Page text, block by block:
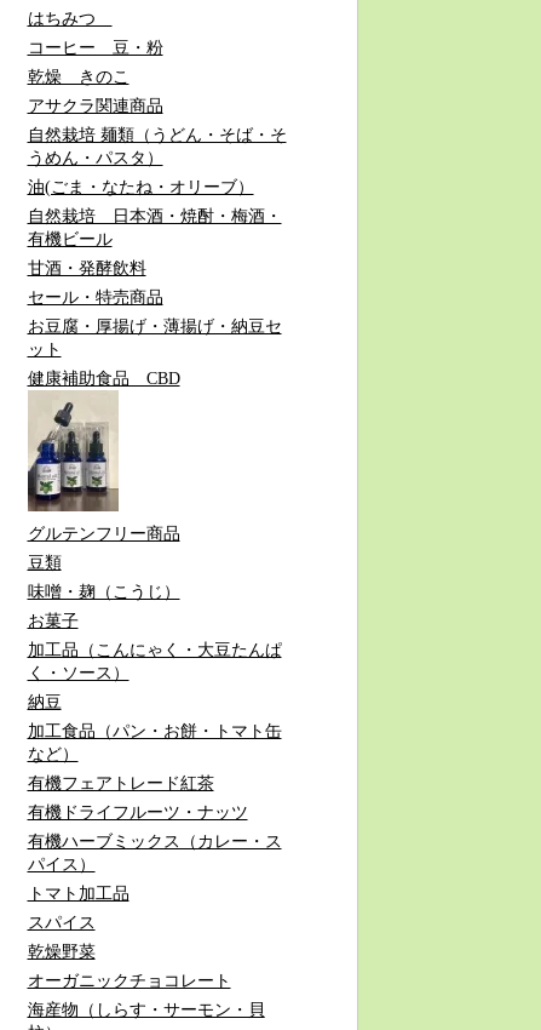
はちみつ
コーヒー 豆・粉
乾燥 きのこ
アサクラ関連商品
自然栽培 麺類（うどん・そば・そ
うめん・パスタ）
油(ごま・なたね・オリーブ）
自然栽培 日本酒・焼酎・梅酒・
有機ビール
甘酒・発酵飲料
セール・特売商品
お豆腐・厚揚げ・薄揚げ・納豆セ
ット
健康補助食品 CBD
グルテンフリー商品
豆類
味噌・麹（こうじ）
お菓子
加工品（こんにゃく・大豆たんぱ
く・ソース）
納豆
加工食品（パン・お餅・トマト缶
など）
有機フェアトレード紅茶
有機ドライフルーツ・ナッツ
有機ハーブミックス（カレー・ス
パイス）
トマト加工品
スパイス
乾燥野菜
オーガニックチョコレート
海産物（しらす・サーモン・貝